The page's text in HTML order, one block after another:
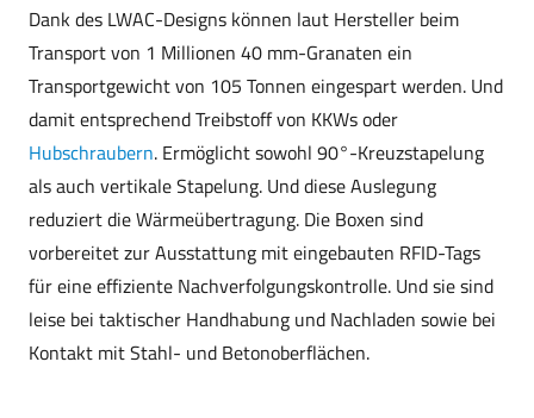
Dank des LWAC-Designs können laut Hersteller beim
Transport von 1 Millionen 40 mm-Granaten ein
Transportgewicht von 105 Tonnen eingespart werden. Und
damit entsprechend Treibstoff von KKWs oder
Hubschraubern. Ermöglicht sowohl 90°-Kreuzstapelung
als auch vertikale Stapelung. Und diese Auslegung
reduziert die Wärmeübertragung. Die Boxen sind
vorbereitet zur Ausstattung mit eingebauten RFID-Tags
für eine effiziente Nachverfolgungskontrolle. Und sie sind
leise bei taktischer Handhabung und Nachladen sowie bei
Kontakt mit Stahl- und Betonoberflächen.